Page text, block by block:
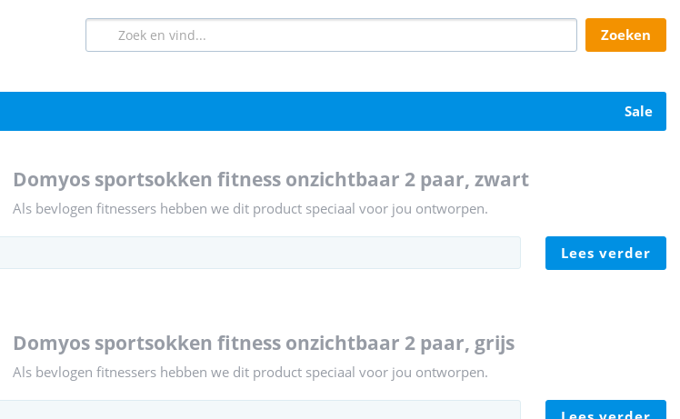
zoeken
sale
domyos sportsokken fitness onzichtbaar 2 paar, zwart
Als bevlogen fitnessers hebben we dit product speciaal voor jou ontworpen.
lees verder
domyos sportsokken fitness onzichtbaar 2 paar, grijs
Als bevlogen fitnessers hebben we dit product speciaal voor jou ontworpen.